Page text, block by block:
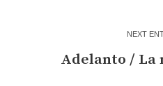
NEXT
Adelanto / La